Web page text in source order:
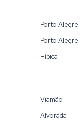
Porto Alegre
Porto Alegre
Hípica
Viamão
Alvorada